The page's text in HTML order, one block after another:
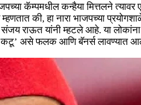
कॅम्पमधील कन्हैया मित्तलने
की, हा नारा भाजपच्या
राऊत यांनी म्हटले आहे. या
तर कटू’ असे फलक आणि बॅनर्स